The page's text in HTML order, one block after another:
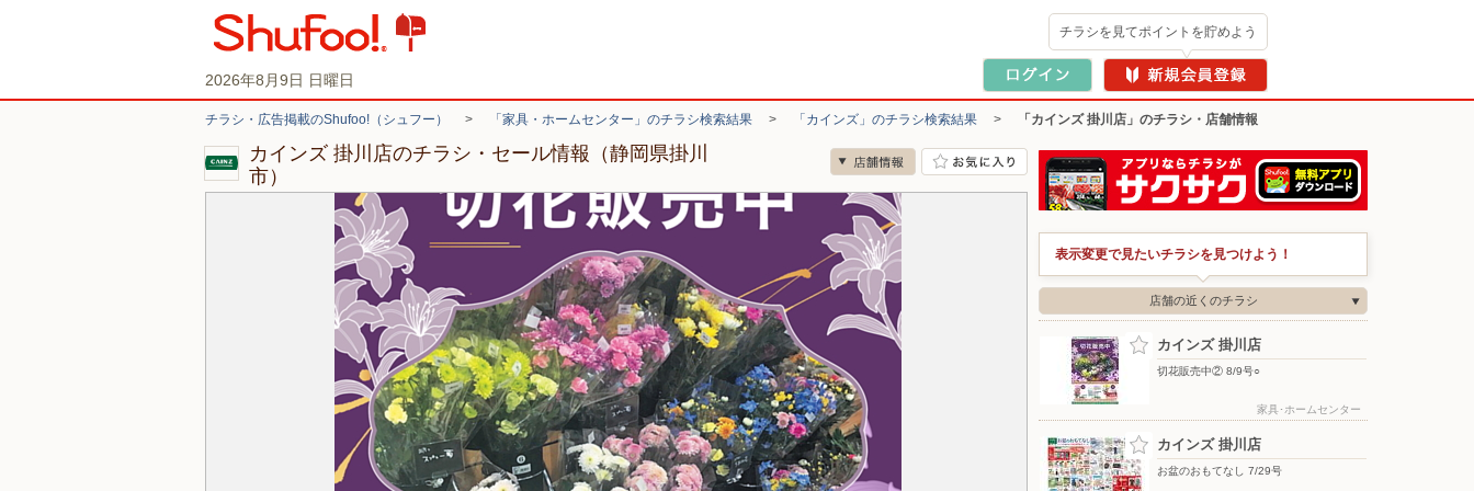
2026年8月9日 日曜日
チラシを見てポイントを貯めよう
チラシ・広告掲載のShufoo!（シュフー） > 「家具・ホームセンター」のチラシ検索結果 > 「カインズ」のチラシ検索結果 > 「カインズ 掛川店」のチラシ・店舗情報
カインズ 掛川店のチラシ・セール情報（静岡県掛川
市）
表示変更で見たいチラシを見つけよう！
店舗の近くのチラシ
カインズ 掛川店
切花販売中② 8/9号○
家具･ホームセンター
カインズ 掛川店
お盆のおもてなし 7/29号